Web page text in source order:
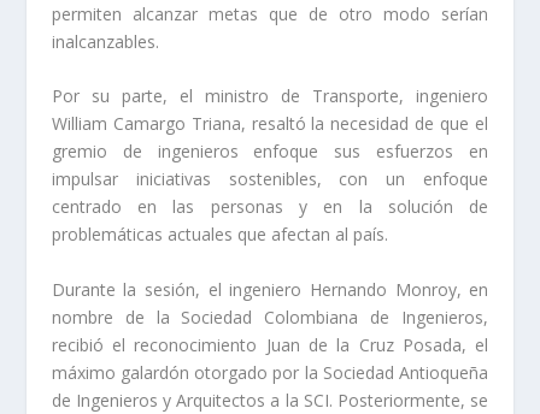
permiten alcanzar metas que de otro modo serían
inalcanzables.
Por su parte, el ministro de Transporte, ingeniero
William Camargo Triana, resaltó la necesidad de que el
gremio de ingenieros enfoque sus esfuerzos en
impulsar iniciativas sostenibles, con un enfoque
centrado en las personas y en la solución de
problemáticas actuales que afectan al país.
Durante la sesión, el ingeniero Hernando Monroy, en
nombre de la Sociedad Colombiana de Ingenieros,
recibió el reconocimiento Juan de la Cruz Posada, el
máximo galardón otorgado por la Sociedad Antioqueña
de Ingenieros y Arquitectos a la SCI. Posteriormente, se